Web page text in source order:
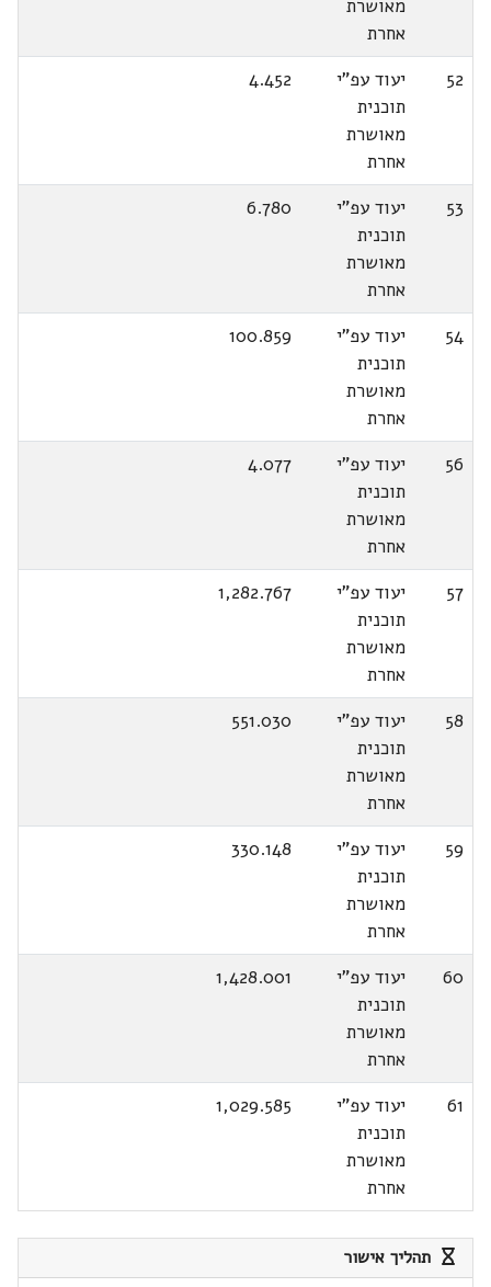
מאושרת
אחרת
52
יעוד עפ"י
תוכנית
מאושרת
אחרת
4.452
53
יעוד עפ"י
תוכנית
מאושרת
אחרת
6.780
54
יעוד עפ"י
תוכנית
מאושרת
אחרת
100.859
56
יעוד עפ"י
תוכנית
מאושרת
אחרת
4.077
57
יעוד עפ"י
תוכנית
מאושרת
אחרת
1,282.767
58
יעוד עפ"י
תוכנית
מאושרת
אחרת
551.030
59
יעוד עפ"י
תוכנית
מאושרת
אחרת
330.148
60
יעוד עפ"י
תוכנית
מאושרת
אחרת
1,428.001
61
יעוד עפ"י
תוכנית
מאושרת
אחרת
1,029.585
תהליך אישור